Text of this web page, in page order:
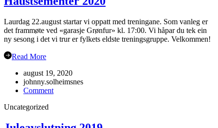
Laurdag 22.august startar vi oppatt med treningane. Som vanleg er
det frammøte ved «garasje Grønfur» kl. 17:00. Vi håpar du tek ein
ny sesong i det vi trur er fylkets eldste treningsgruppe. Velkommen!
Read More
august 19, 2020
johnny.solheimsnes
Commenton
Uncategorized